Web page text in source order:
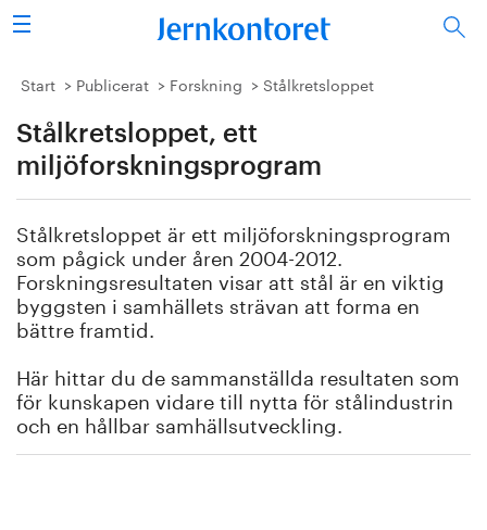
Sök
Stålindustrin
Vision 2050
Energi/miljö
Vi tycker
Bildbank
Om oss
Start Publicerat Forskning Stålkretsloppet
Stålkretsloppet, ett
miljöforskningsprogram
Stålkretsloppet är ett miljöforskningsprogram
som pågick under åren 2004-2012.
Forskningsresultaten visar att stål är en viktig
byggsten i samhällets strävan att forma en
bättre framtid.
Här hittar du de sammanställda resultaten som
för kunskapen vidare till nytta för stålindustrin
och en hållbar samhällsutveckling.